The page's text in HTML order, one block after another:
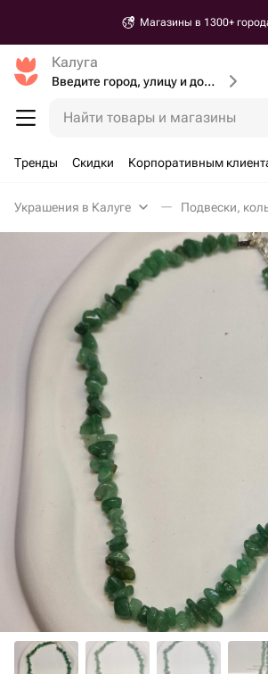
Магазины в 1300+
Калуга
Введите город, улицу и дом доставки
Найти товары и магазины
Тренды Скидки Корпоративным
Украшения в Калуге Подвески,